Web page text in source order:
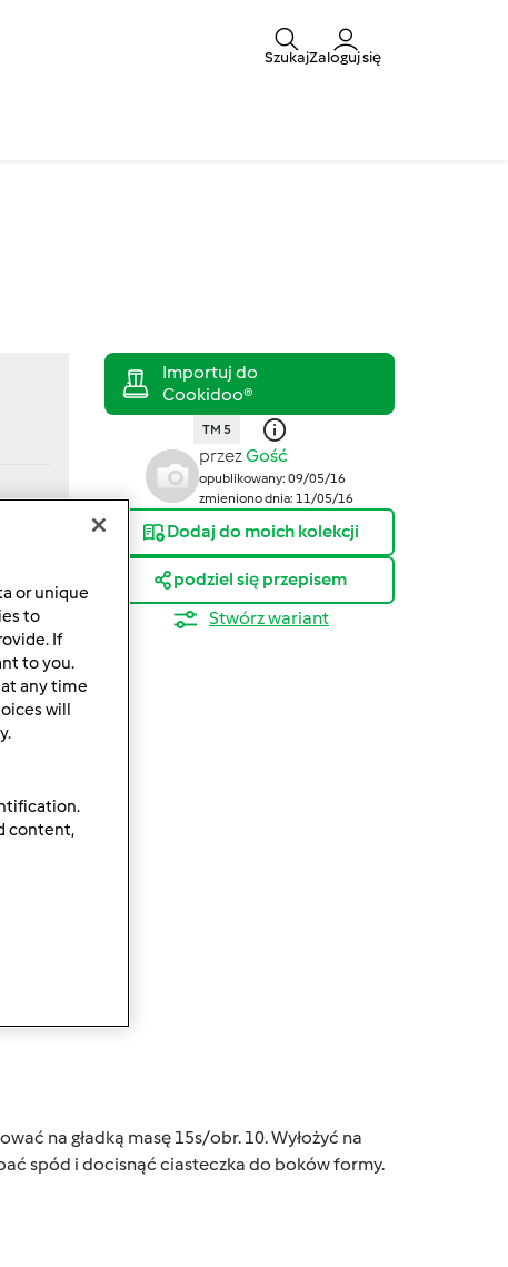
SzukajZaloguj się
TM 5
przezGość
opublikowany: 09/05/16
zmieniono dnia: 11/05/16
Dodaj do moich kolekcji
podziel się przepisem
Stwórz wariant
na gładką masę 15s/obr. 10. Wyłożyć na
spód i docisnąć ciasteczka do boków formy.
or unique
to
If
to you.
any time
will
content,